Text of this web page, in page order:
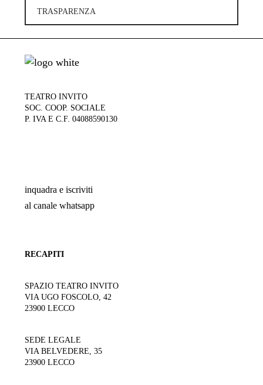
TRASPARENZA
TEATRO INVITO
SOC. COOP. SOCIALE
P. IVA E C.F. 04088590130
inquadra e iscriviti
al canale whatsapp
RECAPITI
SPAZIO TEATRO INVITO
VIA UGO FOSCOLO, 42
23900 LECCO
SEDE LEGALE
VIA BELVEDERE, 35
23900 LECCO